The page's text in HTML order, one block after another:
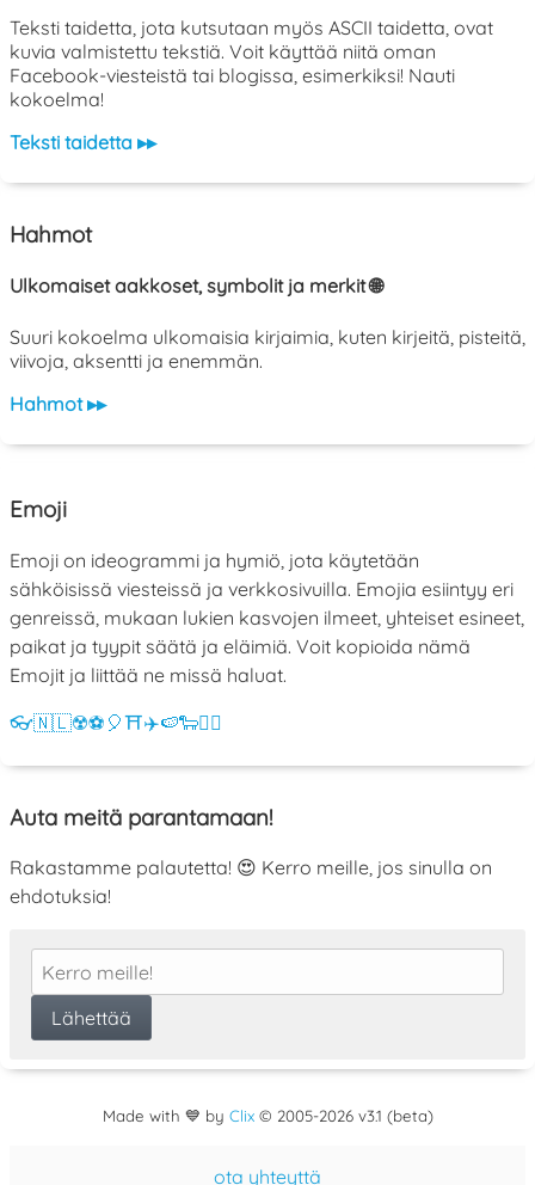
Teksti taidetta, jota kutsutaan myös ASCII taidetta, ovat
kuvia valmistettu tekstiä. Voit käyttää niitä oman
Facebook-viesteistä tai blogissa, esimerkiksi! Nauti
kokoelma!
Teksti taidetta ▸▸
Hahmot
Ulkomaiset aakkoset, symbolit ja merkit 🌐
Suuri kokoelma ulkomaisia kirjaimia, kuten kirjeitä, pisteitä,
viivoja, aksentti ja enemmän.
Hahmot ▸▸
Emoji
Emoji on ideogrammi ja hymiö, jota käytetään
sähköisissä viesteissä ja verkkosivuilla. Emojia esiintyy eri
genreissä, mukaan lukien kasvojen ilmeet, yhteiset esineet,
paikat ja tyypit säätä ja eläimiä. Voit kopioida nämä
Emojit ja liittää ne missä haluat.
👓🇳🇱☢️⚽ 🎈⛩️✈️🍉🐑💁‍♀️
Auta meitä parantamaan!
Rakastamme palautetta! 😍 Kerro meille, jos sinulla on
ehdotuksia!
Made with 💙 by Clix© 2005-2026 v3.1 (beta)
ota yhteyttä